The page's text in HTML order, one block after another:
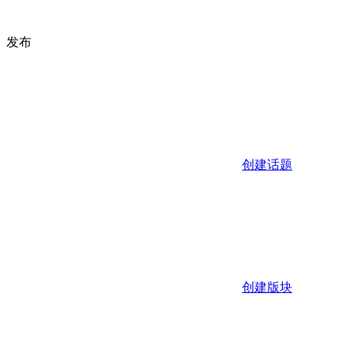
发布
创建话题
创建版块